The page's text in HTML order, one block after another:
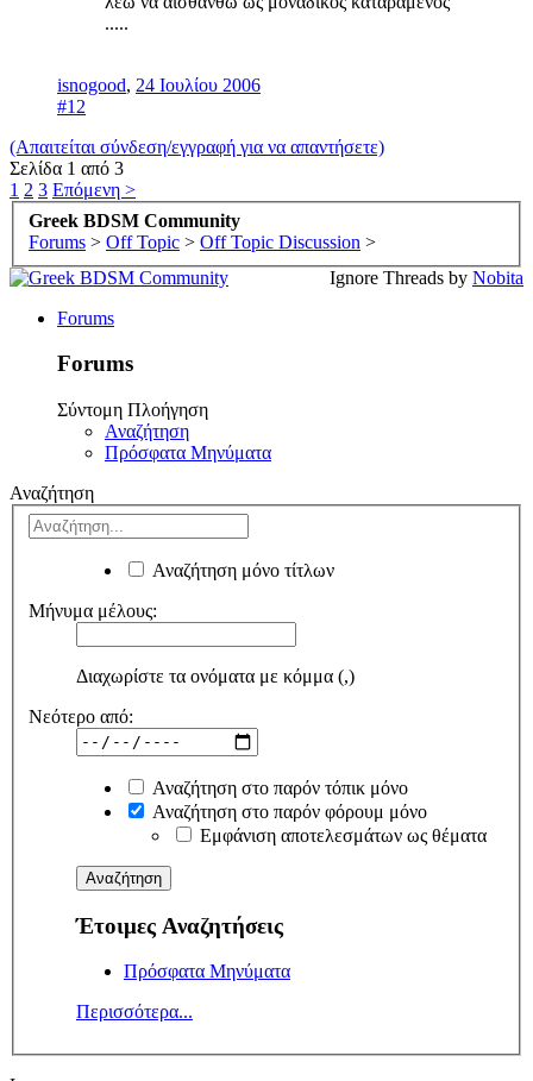
.....
isnogood, 24 Ιουλίου 2006
#12
(Απαιτείται σύνδεση/εγγραφή για να απαντήσετε)
Σελίδα 1 από 3
1 2 3 Επόμενη >
Greek BDSM Community
Forums > Off Topic > Off Topic Discussion >
Ignore Threads by Nobita
Forums
Forums
Σύντομη Πλοήγηση
Αναζήτηση
Πρόσφατα Μηνύματα
Αναζήτηση
Αναζήτηση μόνο τίτλων
Μήνυμα μέλους:
Διαχωρίστε τα ονόματα με κόμμα (,)
Νεότερο από:
Αναζήτηση στο παρόν τόπικ μόνο
Αναζήτηση στο παρόν φόρουμ μόνο
Εμφάνιση αποτελεσμάτων ως θέματα
Έτοιμες Αναζητήσεις
Πρόσφατα Μηνύματα
Περισσότερα...